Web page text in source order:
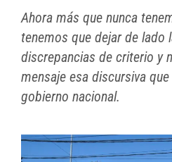
Ahora más que nunca
tenemos que dejar de lado
discrepancias de criterio y
mensaje esa discursiva
gobierno nacional.